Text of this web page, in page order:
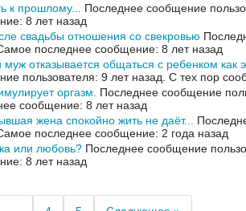
к прошлому...
Последнее сообщение
8 лет назад
свадьбы отношения со свекровью
последнее сообщение: 8 лет назад
отказывается общаться с ребенком как
пользователя: 9 лет назад. С тех пор
оргазм.
Последнее сообщение
сообщение: 8 лет назад
жена спокойно жить не даёт...
последнее сообщение: 2 года назад
или любовь? Последнее сообщение
8 лет назад